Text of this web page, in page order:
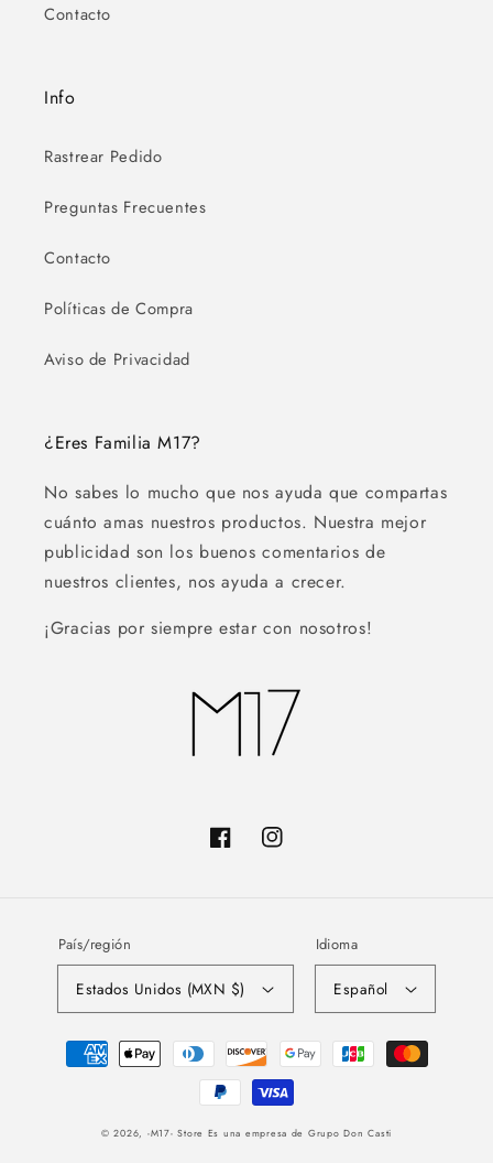
Contacto
Info
Rastrear Pedido
Preguntas Frecuentes
Contacto
Políticas de Compra
Aviso de Privacidad
¿Eres Familia M17?
No sabes lo mucho que nos ayuda que compartas
cuánto amas nuestros productos. Nuestra mejor
publicidad son los buenos comentarios de
nuestros clientes, nos ayuda a crecer.
¡Gracias por siempre estar con nosotros!
FacebookInstagram
País/región
Estados Unidos (MXN $)
Idioma
Español
Formas
© 2026, -M17- Store Es una empresa de Grupo Don Casti